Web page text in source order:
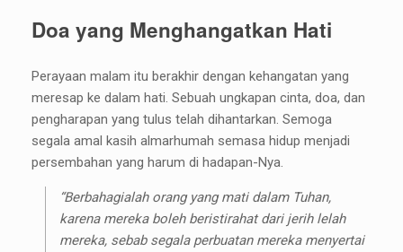
Doa yang Menghangatkan Hati
Perayaan malam itu berakhir dengan kehangatan yang
meresap ke dalam hati. Sebuah ungkapan cinta, doa, dan
pengharapan yang tulus telah dihantarkan. Semoga
segala amal kasih almarhumah semasa hidup menjadi
persembahan yang harum di hadapan-Nya.
“Berbahagialah orang yang mati dalam Tuhan,
karena mereka boleh beristirahat dari jerih lelah
mereka, sebab segala perbuatan mereka menyertai